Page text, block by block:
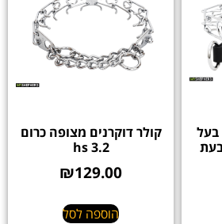
בעל
קולר דוקרנים מצופה כרום
hs 3.2
₪129.00
הוספה לסל